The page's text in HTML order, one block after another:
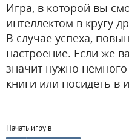
Игра, в которой вы
интеллектом в кругу
В случае успеха,
настроение. Если же
значит нужно немного
книги или посидеть в
Начать игру в